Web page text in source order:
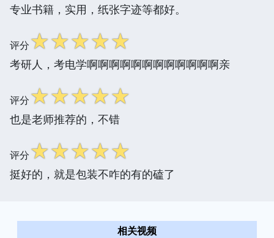
专业书籍，实用，纸张字迹等都好。
评分☆☆☆☆☆
考研人，考电学啊啊啊啊啊啊啊啊啊啊啊啊亲
评分☆☆☆☆☆
也是老师推荐的，不错
评分☆☆☆☆☆
挺好的，就是包装不咋的有的磕了
相关视频